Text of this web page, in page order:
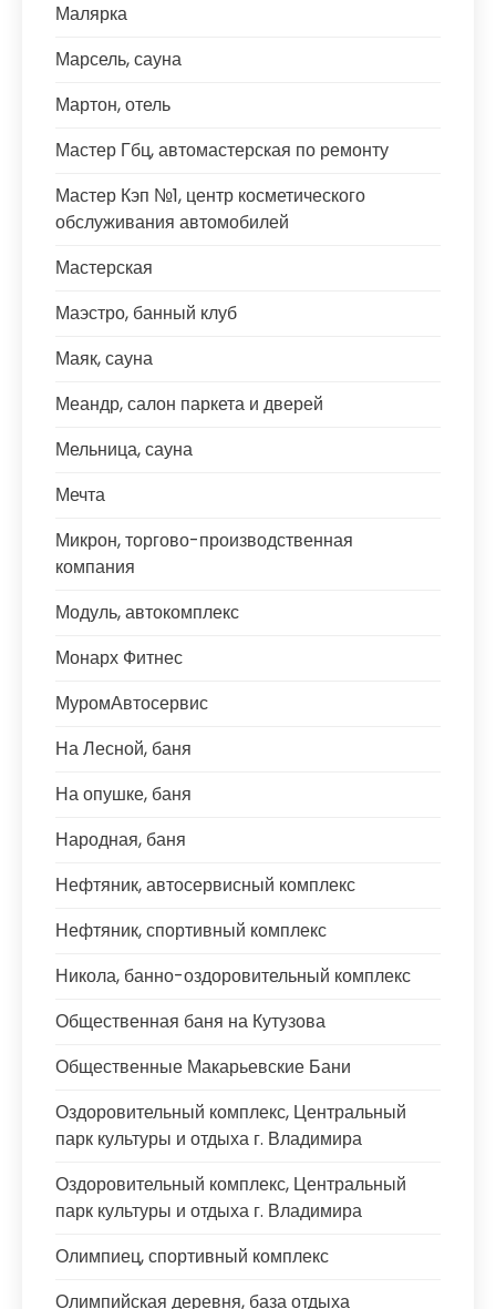
Малярка
Марсель, сауна
Мартон, отель
Мастер Гбц, автомастерская по ремонту
Мастер Кэп №1, центр косметического
обслуживания автомобилей
Мастерская
Маэстро, банный клуб
Маяк, сауна
Меандр, салон паркета и дверей
Мельница, сауна
Мечта
Микрон, торгово-производственная
компания
Модуль, автокомплекс
Монарх Фитнес
МуромАвтосервис
На Лесной, баня
На опушке, баня
Народная, баня
Нефтяник, автосервисный комплекс
Нефтяник, спортивный комплекс
Никола, банно-оздоровительный комплекс
Общественная баня на Кутузова
Общественные Макарьевские Бани
Оздоровительный комплекс, Центральный
парк культуры и отдыха г. Владимира
Оздоровительный комплекс, Центральный
парк культуры и отдыха г. Владимира
Олимпиец, спортивный комплекс
Олимпийская деревня, база отдыха